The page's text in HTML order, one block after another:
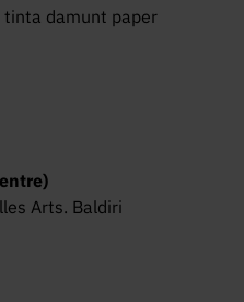
tinta damunt paper
Arts. Baldiri